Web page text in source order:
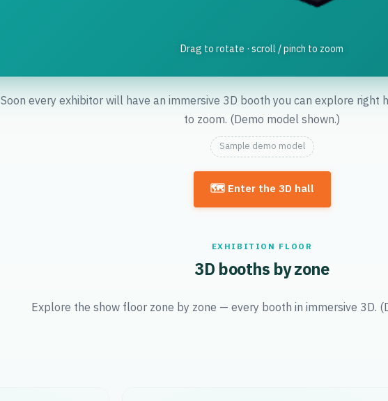
Drag to rotate · scroll / pinch to zoom
Soon every exhibitor will have an immersive 3D booth you can explore
to zoom. (Demo model shown.)
Sample demo model
🗺️ Enter the 3D hall
EXHIBITION FLOOR
3D booths by zone
Explore the show floor zone by zone — every booth in immersive 3D.